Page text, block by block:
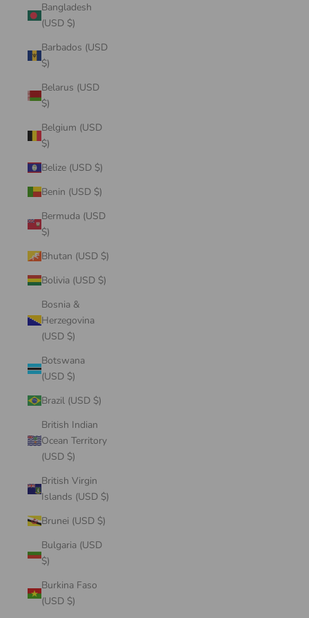
Bangladesh
(USD $)
Barbados (USD
$)
Belarus (USD
$)
Belgium (USD
$)
Belize (USD $)
Benin (USD $)
Bermuda (USD
$)
Bhutan (USD $)
Bolivia (USD $)
Bosnia &
Herzegovina
(USD $)
Botswana
(USD $)
Brazil (USD $)
British Indian
Ocean Territory
(USD $)
British Virgin
Islands (USD $)
Brunei (USD $)
Bulgaria (USD
$)
Burkina Faso
(USD $)